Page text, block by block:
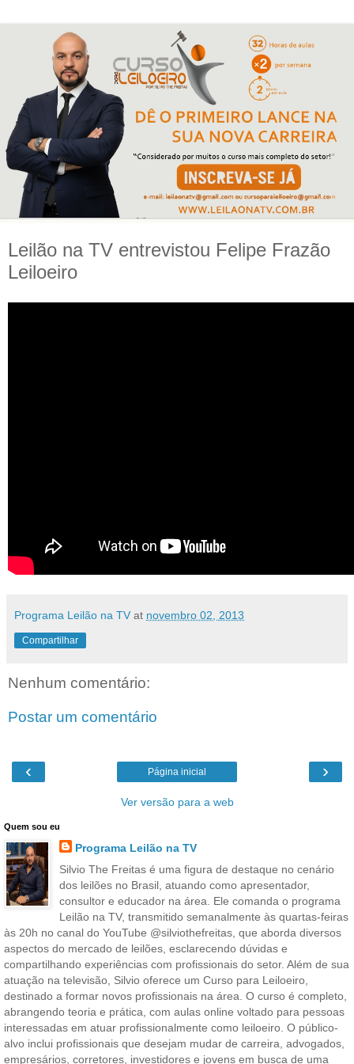
Leilão na TV entrevistou Felipe Frazão
Leiloeiro
Programa Leilão na TV at novembro 02, 2013
Compartilhar
Nenhum comentário:
Postar um comentário
‹ ›
Página inicial
Ver versão para a web
Quem sou eu
Programa Leilão na TV
Silvio The Freitas é uma figura de destaque no cenário
dos leilões no Brasil, atuando como apresentador,
consultor e educador na área. Ele comanda o programa
Leilão na TV, transmitido semanalmente às quartas-feiras
às 20h no canal do YouTube @silviothefreitas, que aborda diversos
aspectos do mercado de leilões, esclarecendo dúvidas e
compartilhando experiências com profissionais do setor. Além de sua
atuação na televisão, Silvio oferece um Curso para Leiloeiro,
destinado a formar novos profissionais na área. O curso é completo,
abrangendo teoria e prática, com aulas online voltado para pessoas
interessadas em atuar profissionalmente como leiloeiro. O público-
alvo inclui profissionais que desejam mudar de carreira, advogados,
empresários, corretores, investidores e jovens em busca de uma